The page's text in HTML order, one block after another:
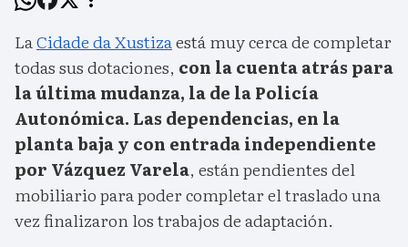
LaCidade da Xustizaestá muy cerca de completar
todas sus dotaciones, con la cuenta atrás para
la última mudanza, la de la Policía
Autonómica. Las dependencias, en la
planta baja y con entrada independiente
por Vázquez Varela, están pendientes del
mobiliario para poder completar el traslado una
vez finalizaron los trabajos de adaptación.